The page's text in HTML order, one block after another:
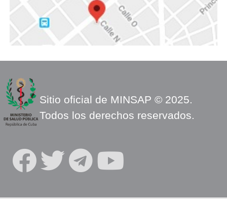
Sitio oficial de MINSAP © 2025.
Todos los derechos reservados.
S